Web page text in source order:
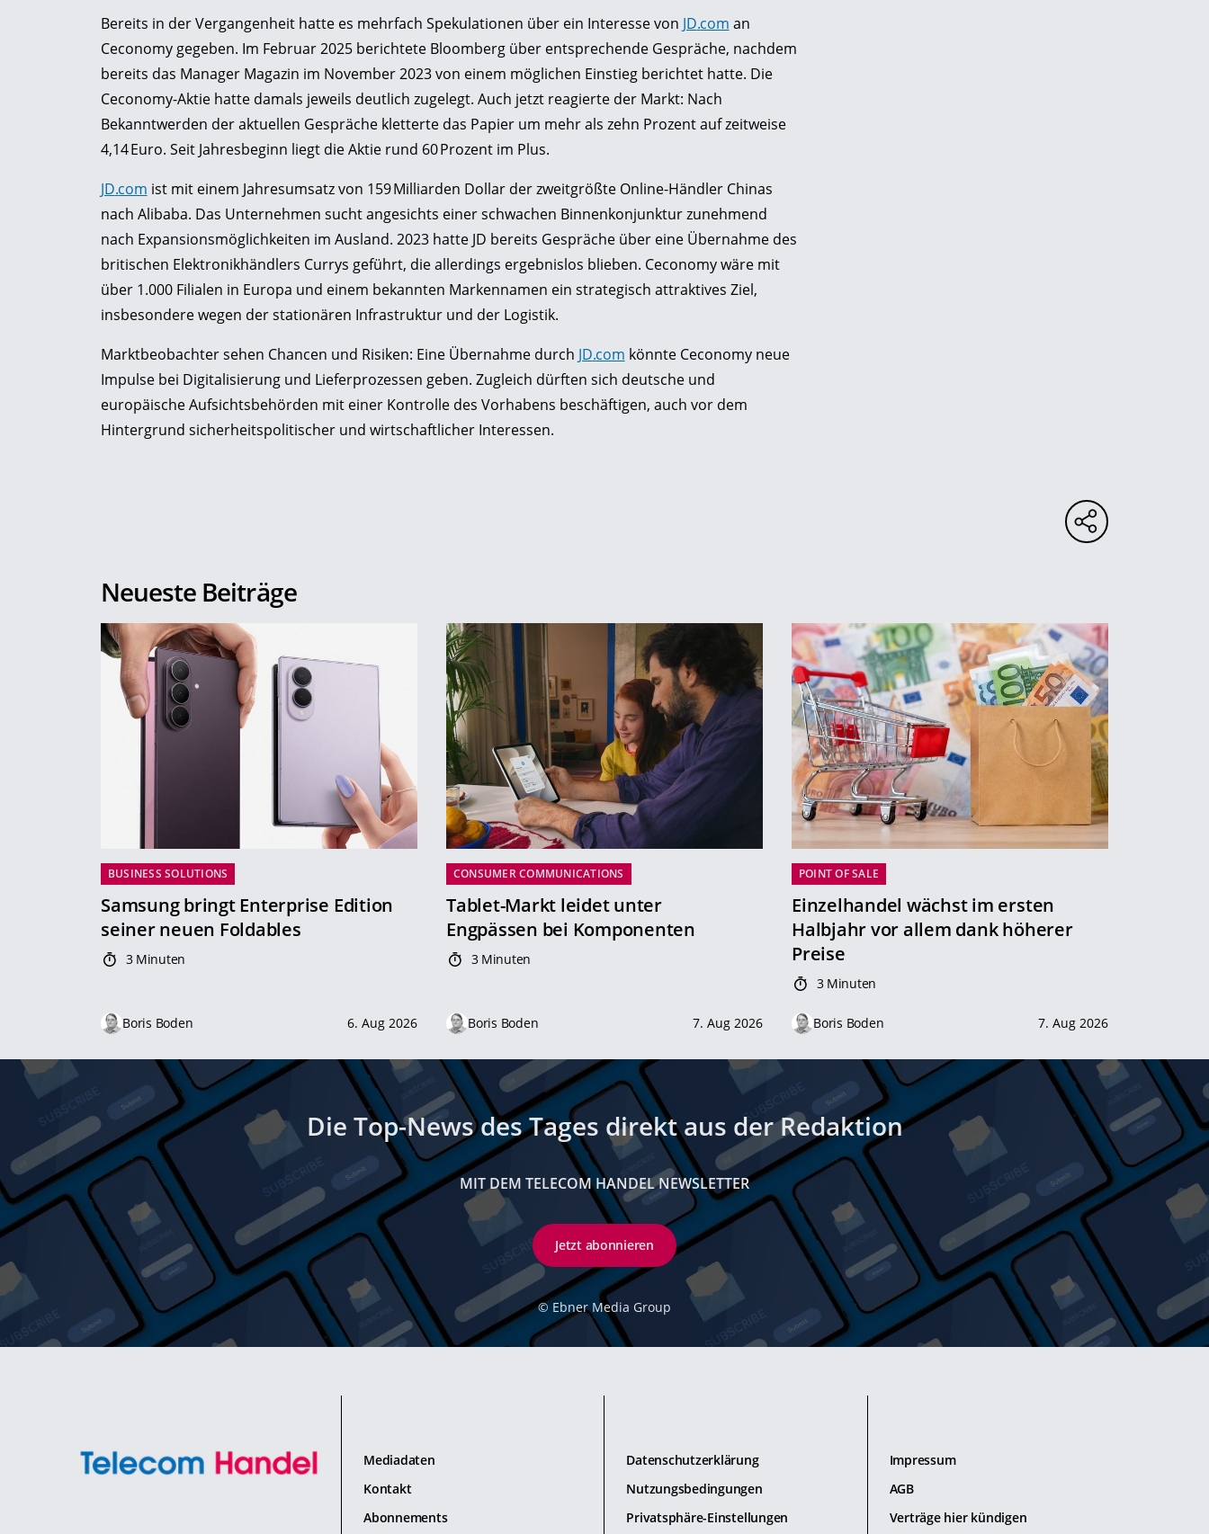
Bereits in der Vergangenheit hatte es mehrfach Spekulationen über ein Interesse von JD.com an
Ceconomy gegeben. Im Februar 2025 berichtete Bloomberg über entsprechende Gespräche, nachdem
bereits das Manager Magazin im November 2023 von einem möglichen Einstieg berichtet hatte. Die
Ceconomy-Aktie hatte damals jeweils deutlich zugelegt. Auch jetzt reagierte der Markt: Nach
Bekanntwerden der aktuellen Gespräche kletterte das Papier um mehr als zehn Prozent auf zeitweise
4,14 Euro. Seit Jahresbeginn liegt die Aktie rund 60 Prozent im Plus.
JD.com ist mit einem Jahresumsatz von 159 Milliarden Dollar der zweitgrößte Online-Händler Chinas
nach Alibaba. Das Unternehmen sucht angesichts einer schwachen Binnenkonjunktur zunehmend
nach Expansionsmöglichkeiten im Ausland. 2023 hatte JD bereits Gespräche über eine Übernahme des
britischen Elektronikhändlers Currys geführt, die allerdings ergebnislos blieben. Ceconomy wäre mit
über 1.000 Filialen in Europa und einem bekannten Markennamen ein strategisch attraktives Ziel,
insbesondere wegen der stationären Infrastruktur und der Logistik.
Marktbeobachter sehen Chancen und Risiken: Eine Übernahme durch JD.com könnte Ceconomy neue
Impulse bei Digitalisierung und Lieferprozessen geben. Zugleich dürften sich deutsche und
europäische Aufsichtsbehörden mit einer Kontrolle des Vorhabens beschäftigen, auch vor dem
Hintergrund sicherheitspolitischer und wirtschaftlicher Interessen.
Neueste Beiträge
BUSINESS SOLUTIONS
Samsung bringt Enterprise Edition
seiner neuen Foldables
3 Minuten
Boris Boden 6. Aug 2026
CONSUMER COMMUNICATIONS
Tablet-Markt leidet unter
Engpässen bei Komponenten
3 Minuten
Boris Boden 7. Aug 2026
POINT OF SALE
Einzelhandel wächst im ersten
Halbjahr vor allem dank höherer
Preise
3 Minuten
Boris Boden 7. Aug 2026
Die Top-News des Tages direkt aus der Redaktion
MIT DEM TELECOM HANDEL NEWSLETTER
Jetzt abonnieren
© Ebner Media Group
Mediadaten
Kontakt
Abonnements
Datenschutzerklärung
Nutzungsbedingungen
Privatsphäre-Einstellungen
Impressum
AGB
Verträge hier kündigen